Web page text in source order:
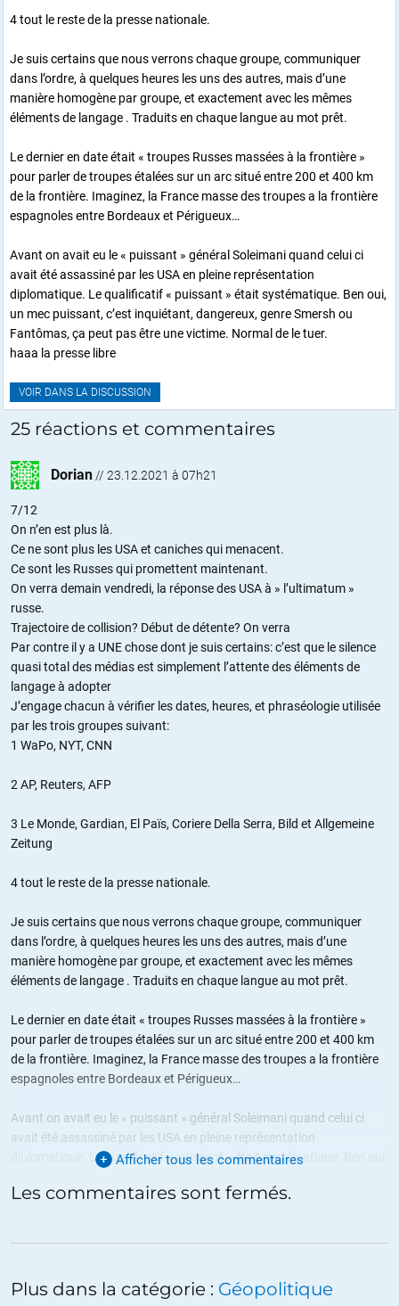
4 tout le reste de la presse nationale.
Je suis certains que nous verrons chaque groupe, communiquer
dans l’ordre, à quelques heures les uns des autres, mais d’une
manière homogène par groupe, et exactement avec les mêmes
éléments de langage . Traduits en chaque langue au mot prêt.
Le dernier en date était « troupes Russes massées à la frontière »
pour parler de troupes étalées sur un arc situé entre 200 et 400 km
de la frontière. Imaginez, la France masse des troupes a la frontière
espagnoles entre Bordeaux et Périgueux…
Avant on avait eu le « puissant » général Soleimani quand celui ci
avait été assassiné par les USA en pleine représentation
diplomatique. Le qualificatif « puissant » était systématique. Ben oui,
un mec puissant, c’est inquiétant, dangereux, genre Smersh ou
Fantômas, ça peut pas être une victime. Normal de le tuer.
haaa la presse libre
VOIR DANS LA DISCUSSION
25 réactions et commentaires
Dorian// 23.12.2021 à 07h21
7/12
On n’en est plus là.
Ce ne sont plus les USA et caniches qui menacent.
Ce sont les Russes qui promettent maintenant.
On verra demain vendredi, la réponse des USA à » l’ultimatum »
russe.
Trajectoire de collision? Début de détente? On verra
Par contre il y a UNE chose dont je suis certains: c’est que le silence
quasi total des médias est simplement l’attente des éléments de
langage à adopter
J’engage chacun à vérifier les dates, heures, et phraséologie utilisée
par les trois groupes suivant:
1 WaPo, NYT, CNN
2 AP, Reuters, AFP
3 Le Monde, Gardian, El Païs, Coriere Della Serra, Bild et Allgemeine
Zeitung
4 tout le reste de la presse nationale.
Je suis certains que nous verrons chaque groupe, communiquer
dans l’ordre, à quelques heures les uns des autres, mais d’une
manière homogène par groupe, et exactement avec les mêmes
éléments de langage . Traduits en chaque langue au mot prêt.
Le dernier en date était « troupes Russes massées à la frontière »
pour parler de troupes étalées sur un arc situé entre 200 et 400 km
de la frontière. Imaginez, la France masse des troupes a la frontière
espagnoles entre Bordeaux et Périgueux…
Avant on avait eu le « puissant » général Soleimani quand celui ci
avait été assassiné par les USA en pleine représentation
diplomatique. Le qualificatif « puissant » était systématique. Ben oui,
Fantômas, ça peut pas être une victime. Normal de le tuer.
Leterrible //24.12.2021 à 11h50
Afficher tous les commentaires
Les commentaires sont fermés.
Plus dans la catégorie : Géopolitique